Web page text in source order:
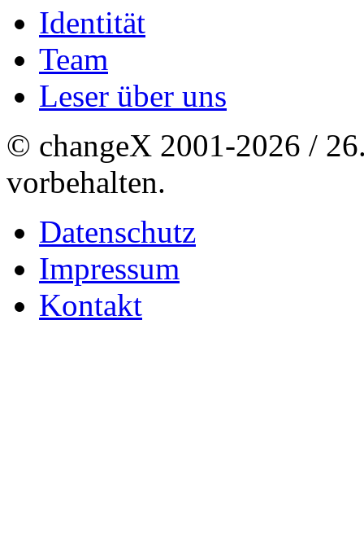
Identität
Team
Leser über uns
© changeX 2001-2026 /
vorbehalten.
Datenschutz
Impressum
Kontakt